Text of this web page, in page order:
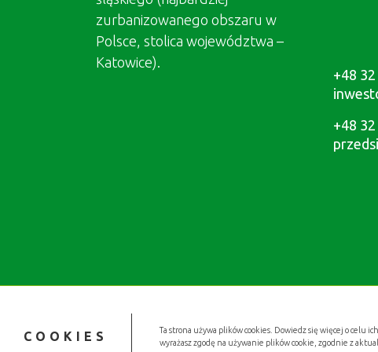
COOKIES
Ta strona używa plików cookies. Dowiedz się więcej o celu
wyrażasz zgodę na używanie plików cookie, zgodnie z
zurbanizowanego obszaru w
Polsce, stolica województwa –
Katowice).
+48
+48